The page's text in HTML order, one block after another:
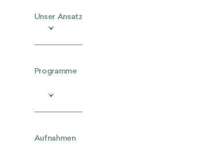
Unser Ansatz
Programme
Aufnahmen